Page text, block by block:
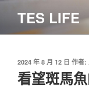
主
TES LIFE
發
佈
於
2024 年 8 月 12 日 作者:
看望斑馬